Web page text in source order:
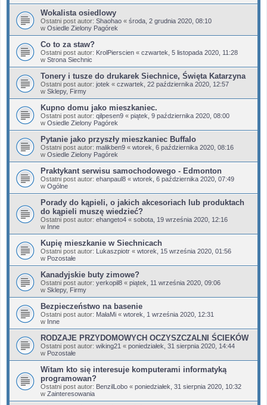
Wokalista osiedlowy
Ostatni post autor: Shaohao « środa, 2 grudnia 2020, 08:10
w Osiedle Zielony Pagórek
Co to za staw?
Ostatni post autor: KrolPierscien « czwartek, 5 listopada 2020, 11:28
w Strona Siechnic
Tonery i tusze do drukarek Siechnice, Święta Katarzyna
Ostatni post autor: jotek « czwartek, 22 października 2020, 12:57
w Sklepy, Firmy
Kupno domu jako mieszkaniec.
Ostatni post autor: qilpesen9 « piątek, 9 października 2020, 08:00
w Osiedle Zielony Pagórek
Pytanie jako przyszły mieszkaniec Buffalo
Ostatni post autor: malikben9 « wtorek, 6 października 2020, 08:16
w Osiedle Zielony Pagórek
Praktykant serwisu samochodowego - Edmonton
Ostatni post autor: ehanpaul8 « wtorek, 6 października 2020, 07:49
w Ogólne
Porady do kąpieli, o jakich akcesoriach lub produktach
do kąpieli muszę wiedzieć?
Ostatni post autor: ehangeto4 « sobota, 19 września 2020, 12:16
w Inne
Kupię mieszkanie w Siechnicach
Ostatni post autor: Lukaszpiotr « wtorek, 15 września 2020, 01:56
w Pozostałe
Kanadyjskie buty zimowe?
Ostatni post autor: yerkopil8 « piątek, 11 września 2020, 09:06
w Sklepy, Firmy
Bezpieczeństwo na basenie
Ostatni post autor: MałaMi « wtorek, 1 września 2020, 12:31
w Inne
RODZAJE PRZYDOMOWYCH OCZYSZCZALNI ŚCIEKÓW
Ostatni post autor: wiking21 « poniedziałek, 31 sierpnia 2020, 14:44
w Pozostałe
Witam kto się interesuje komputerami informatyką
programowan?
Ostatni post autor: BenzilLobo « poniedziałek, 31 sierpnia 2020, 10:32
w Zainteresowania